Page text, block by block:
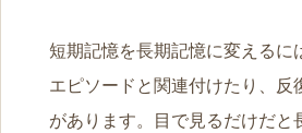
短期記憶を長期記憶に変えるに
エピソードと関連付けたり、反
があります。目で見るだけだと